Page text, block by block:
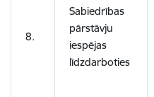
8.
Sabiedrības
pārstāvju
iespējas
līdzdarboties